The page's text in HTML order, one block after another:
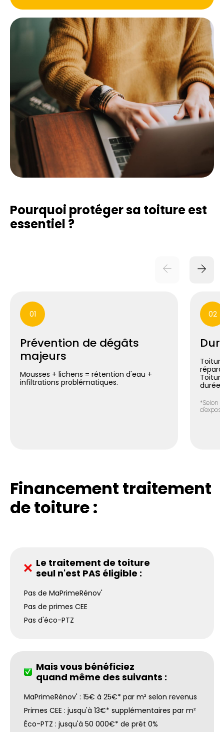
Pourquoi protéger sa toiture est
essentiel ?
01
Prévention de dégâts
majeurs
Mousses + lichens = rétention d'eau +
infiltrations problématiques.
02
*Selon
Financement traitement
de toiture :
Le traitement de toiture
seul n'est PAS éligible :
Pas de MaPrimeRénov'
Pas de primes CEE
Pas d'éco-PTZ
Mais vous bénéficiez
quand même des suivants :
MaPrimeRénov' : 15€ à 25€* par m² selon revenus
Primes CEE : jusqu'à 13€* supplémentaires par m²
Éco-PTZ : jusqu'à 50 000€* de prêt 0%